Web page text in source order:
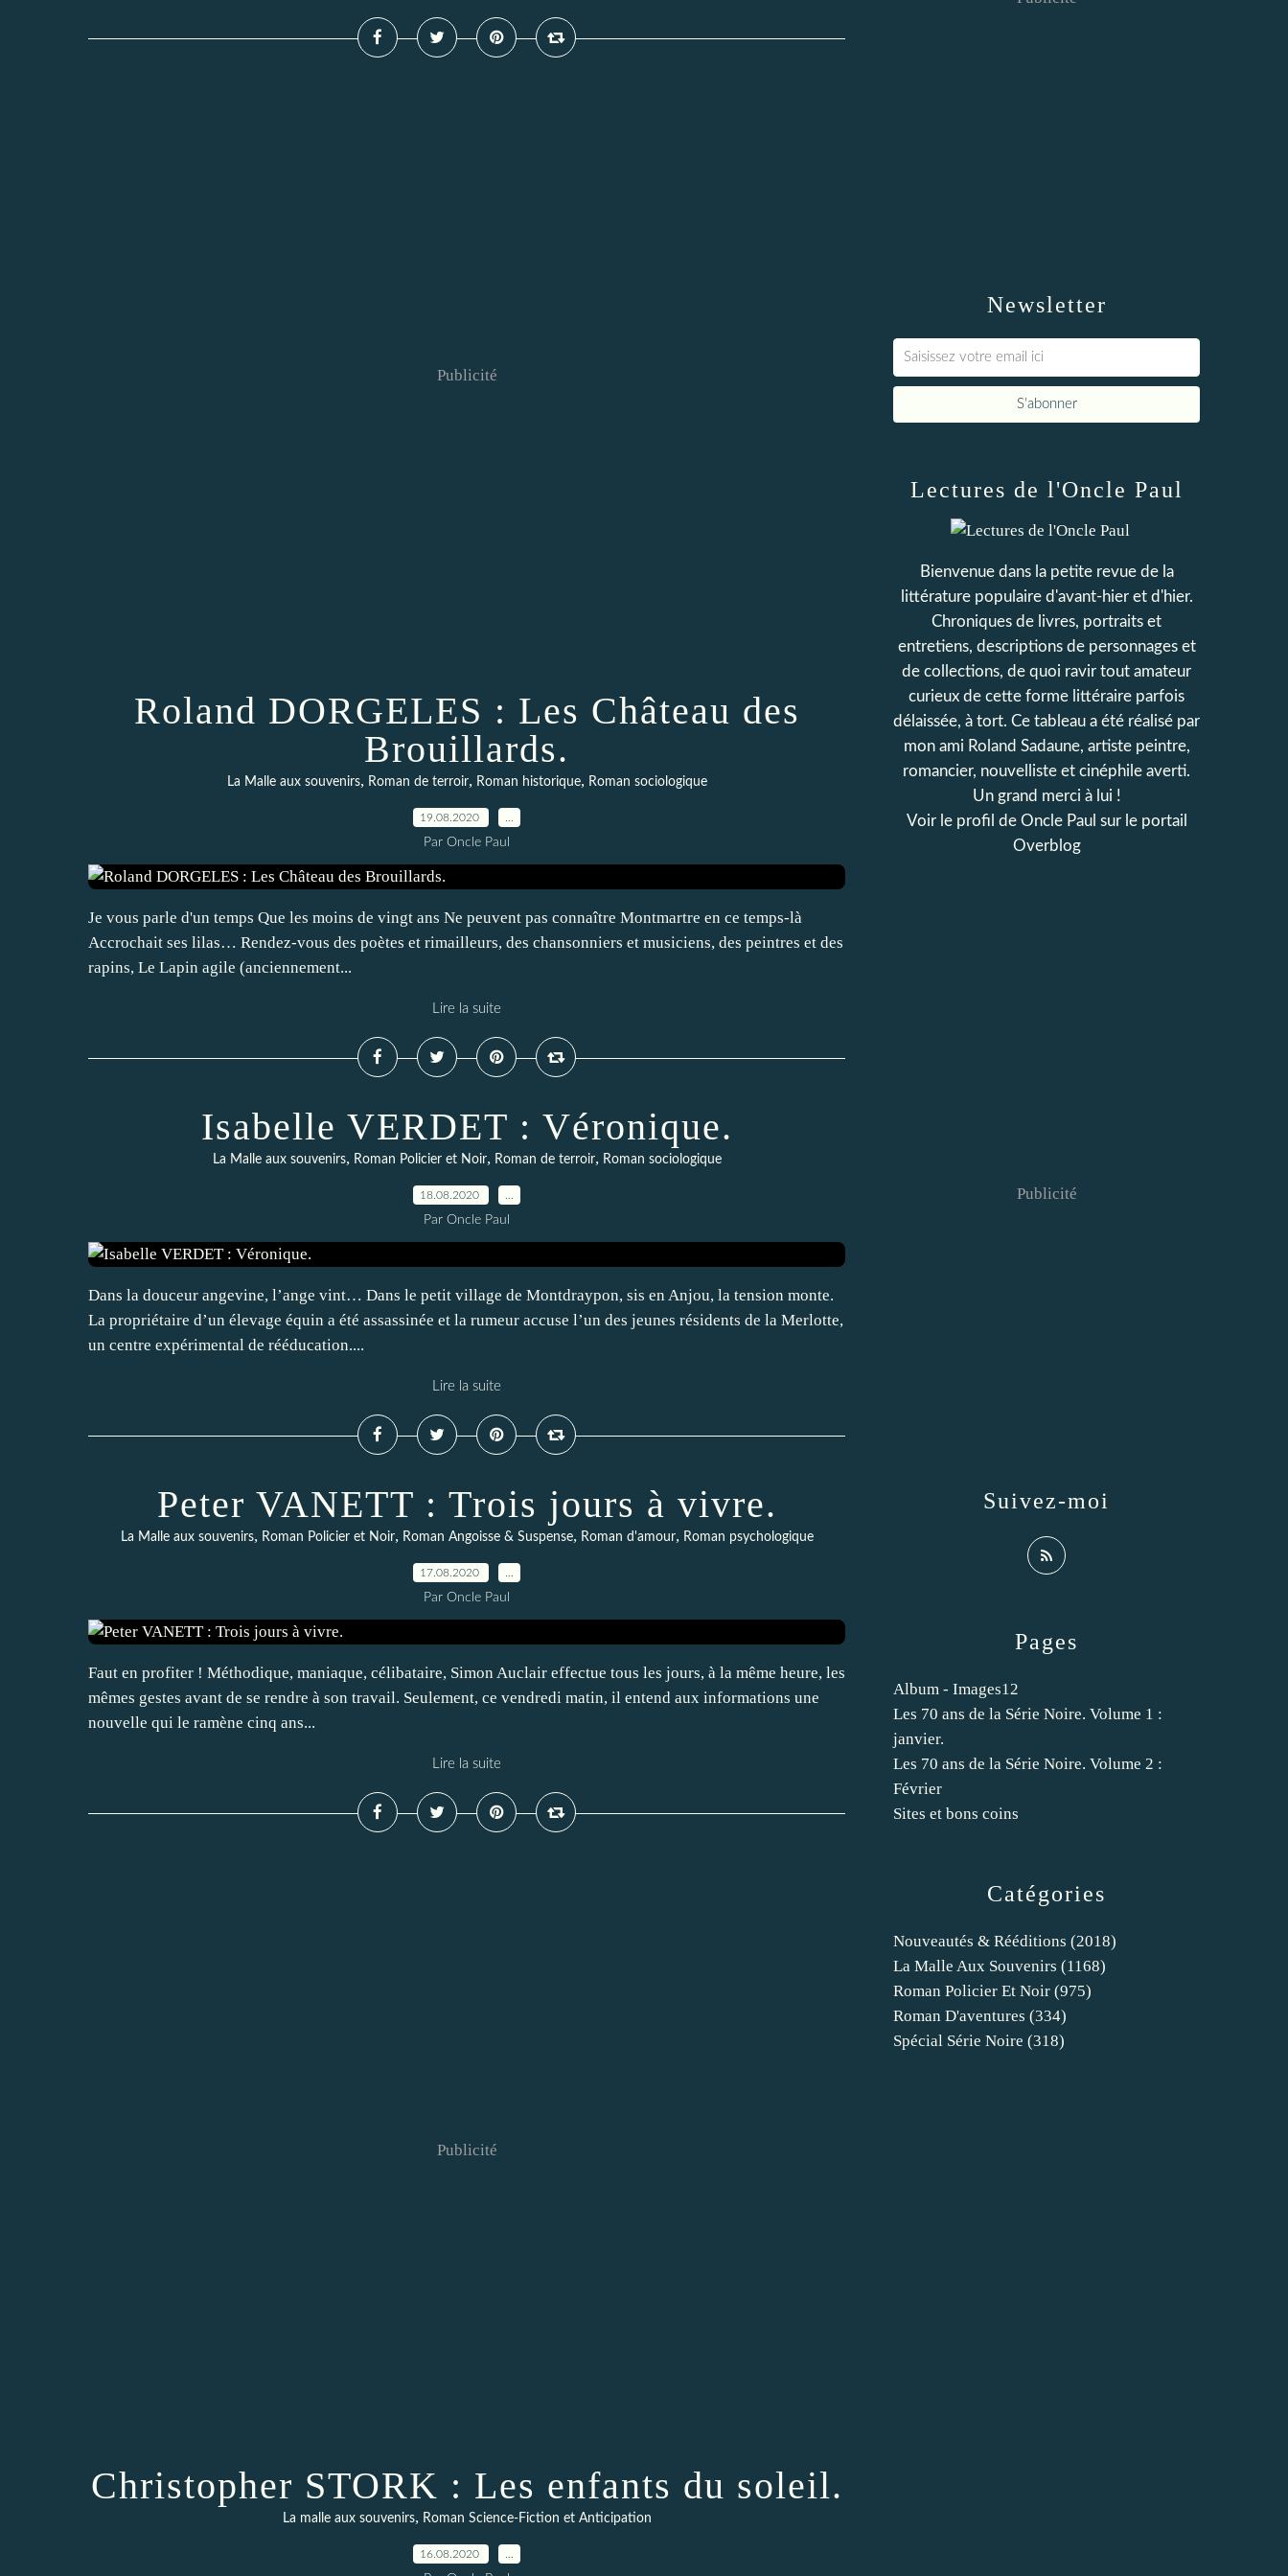
Publicité
Roland DORGELES : Les Château des
Brouillards.
La Malle aux souvenirs, Roman de terroir, Roman historique, Roman sociologique
19.08.2020
Par Oncle Paul
Je vous parle d'un temps Que les moins de vingt ans Ne peuvent pas connaître Montmartre en ce temps-là
Accrochait ses lilas… Rendez-vous des poètes et rimailleurs, des chansonniers et musiciens, des peintres et des
rapins, Le Lapin agile (anciennement...
Lire la suite
Isabelle VERDET : Véronique.
La Malle aux souvenirs, Roman Policier et Noir, Roman de terroir, Roman sociologique
18.08.2020
Par Oncle Paul
Dans la douceur angevine, l’ange vint… Dans le petit village de Montdraypon, sis en Anjou, la tension monte.
La propriétaire d’un élevage équin a été assassinée et la rumeur accuse l’un des jeunes résidents de la Merlotte,
un centre expérimental de rééducation....
Lire la suite
Peter VANETT : Trois jours à vivre.
La Malle aux souvenirs, Roman Policier et Noir, Roman Angoisse & Suspense, Roman d'amour, Roman psychologique
17.08.2020
Par Oncle Paul
Faut en profiter ! Méthodique, maniaque, célibataire, Simon Auclair effectue tous les jours, à la même heure, les
mêmes gestes avant de se rendre à son travail. Seulement, ce vendredi matin, il entend aux informations une
nouvelle qui le ramène cinq ans...
Lire la suite
Publicité
Christopher STORK : Les enfants du soleil.
La malle aux souvenirs, Roman Science-Fiction et Anticipation
16.08.2020
Newsletter
Catégories
Nouveautés & Rééditions (2018)
La Malle Aux Souvenirs (1168)
Roman Policier Et Noir (975)
Roman D'aventures (334)
Spécial Série Noire (318)
Pages
Album - Images12
Les 70 ans de la Série Noire. Volume 1 :
janvier.
Les 70 ans de la Série Noire. Volume 2 :
Février
Sites et bons coins
Lectures de l'Oncle Paul
Bienvenue dans la petite revue de la
littérature populaire d'avant-hier et d'hier.
Chroniques de livres, portraits et
entretiens, descriptions de personnages et
de collections, de quoi ravir tout amateur
curieux de cette forme littéraire parfois
délaissée, à tort. Ce tableau a été réalisé par
mon ami Roland Sadaune, artiste peintre,
romancier, nouvelliste et cinéphile averti.
Un grand merci à lui !
Voir le profil de Oncle Paul sur le portail
Overblog
Suivez-moi
Publicité